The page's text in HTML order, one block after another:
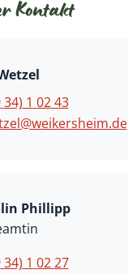
Kontakt
34) 1 02 43
Phillipp
34) 1 02 27